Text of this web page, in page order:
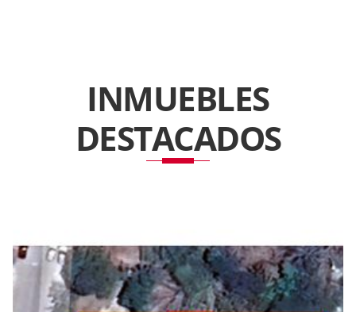
INMUEBLES
DESTACADOS